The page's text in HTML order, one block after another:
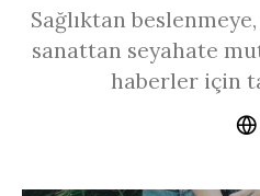
Sağlıktan
sanattan seyahate
haberler için